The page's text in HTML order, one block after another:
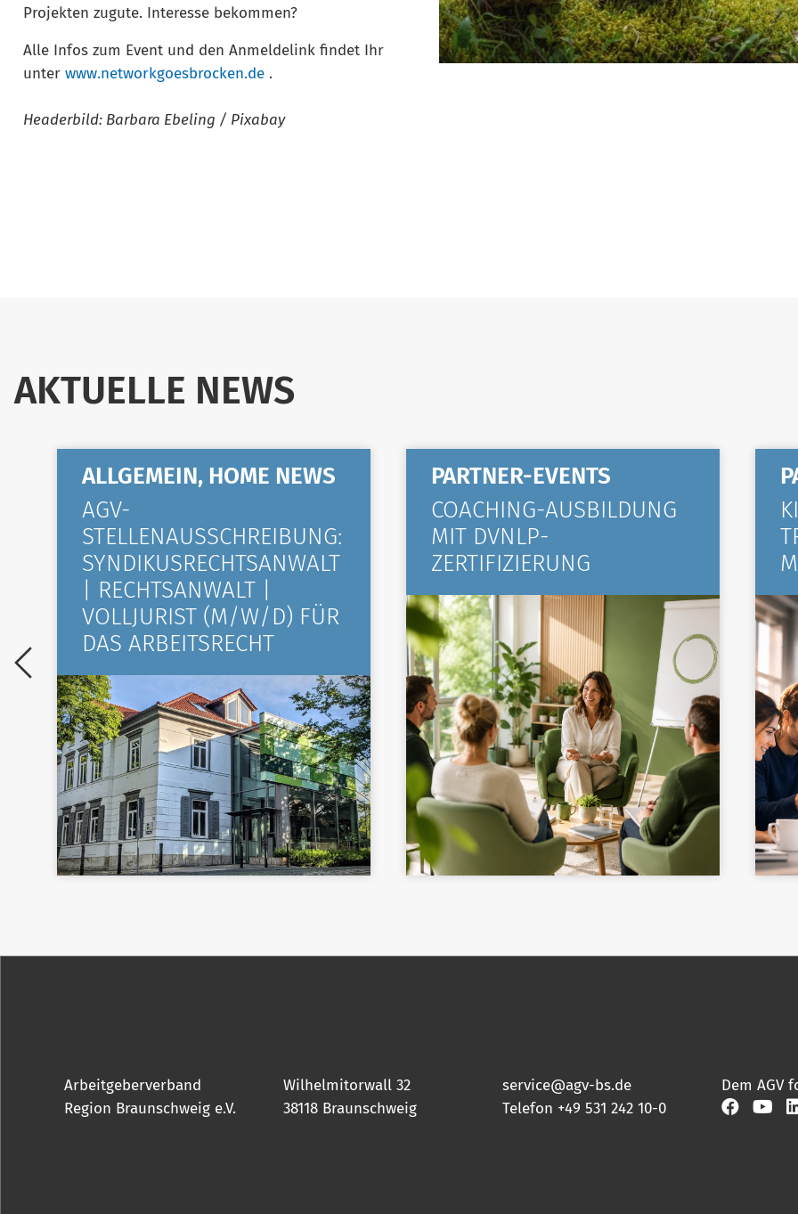
Projekten zugute. Interesse bekommen?
Alle Infos zum Event und den Anmeldelink findet Ihr
unter www.networkgoesbrocken.de .
Headerbild: Barbara Ebeling / Pixabay
AKTUELLE NEWS
ALLGEMEIN, HOME NEWS
AGV-
STELLENAUSSCHREIBUNG:
SYNDIKUSRECHTSANWALT
| RECHTSANWALT |
VOLLJURIST (M/W/D) FÜR
DAS ARBEITSRECHT
PARTNER-EVENTS
COACHING-AUSBILDUNG
MIT DVNLP-
ZERTIFIZIERUNG
Arbeitgeberverband
Region Braunschweig e.V.
Wilhelmitorwall 32
38118 Braunschweig
service@agv-bs.de
Telefon +49 531 242 10-0
Dem AGV